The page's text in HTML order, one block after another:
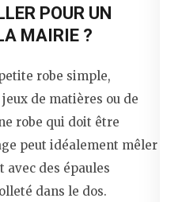
POUR UN
MAIRIE ?
robe simple,
de matières ou de
robe qui doit être
peut idéalement mêler
avec des épaules
dans le dos.